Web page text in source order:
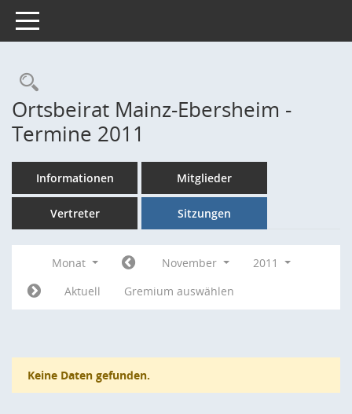
Toggle navigation
Rechercheauswahl
Ortsbeirat Mainz-Ebersheim -
Termine 2011
Informationen Mitglieder
Vertreter Sitzungen
Monat November
2011
Aktuell
Gremium auswählen
Keine Daten gefunden.